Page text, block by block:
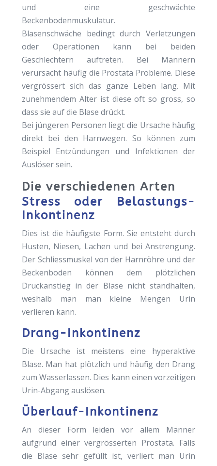
und eine geschwächte
Beckenbodenmuskulatur.
Blasenschwäche bedingt durch Verletzungen
oder Operationen kann bei beiden
Geschlechtern auftreten. Bei Männern
verursacht häufig die Prostata Probleme. Diese
vergrössert sich das ganze Leben lang. Mit
zunehmendem Alter ist diese oft so gross, so
dass sie auf die Blase drückt.
Bei jüngeren Personen liegt die Ursache häufig
direkt bei den Harnwegen. So können zum
Beispiel Entzündungen und Infektionen der
Auslöser sein.
Die verschiedenen Arten
Stress oder Belastungs-
Inkontinenz
Dies ist die häufigste Form. Sie entsteht durch
Husten, Niesen, Lachen und bei Anstrengung.
Der Schliessmuskel von der Harnröhre und der
Beckenboden können dem plötzlichen
Druckanstieg in der Blase nicht standhalten,
weshalb man man kleine Mengen Urin
verlieren kann.
Drang-Inkontinenz
Die Ursache ist meistens eine hyperaktive
Blase. Man hat plötzlich und häufig den Drang
zum Wasserlassen. Dies kann einen vorzeitigen
Urin-Abgang auslösen.
Überlauf-Inkontinenz
An dieser Form leiden vor allem Männer
aufgrund einer vergrösserten Prostata. Falls
die Blase sehr gefüllt ist, verliert man Urin